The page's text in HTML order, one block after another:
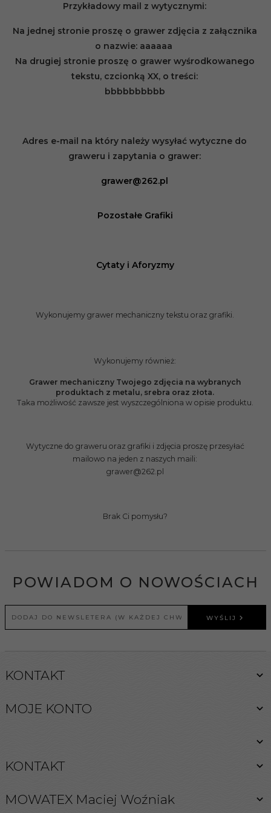
Przykładowy mail z wytycznymi:
Na jednej stronie proszę o grawer zdjęcia z załącznika
o nazwie: aaaaaa
Na drugiej stronie proszę o grawer wyśrodkowanego
tekstu, czcionką XX, o treści:
bbbbbbbbbb
Adres e-mail na który należy wysyłać wytyczne do
graweru i zapytania o grawer:
grawer@262.pl
Pozostałe Grafiki
Cytaty i Aforyzmy
Wykonujemy grawer mechaniczny tekstu oraz grafiki.
Wykonujemy również:
Grawer mechaniczny Twojego zdjęcia na wybranych
produktach z metalu, srebra oraz złota.
Taka możliwość zawsze jest wyszczególniona w opisie produktu.
Wytyczne do graweru oraz grafiki i zdjęcia proszę przesyłać
mailowo na jeden z naszych maili:
grawer@262.pl
Brak Ci pomysłu?
POWIADOM O NOWOŚCIACH
WYŚLIJ
KONTAKT
MOJE KONTO
KONTAKT
MOWATEX Maciej Woźniak